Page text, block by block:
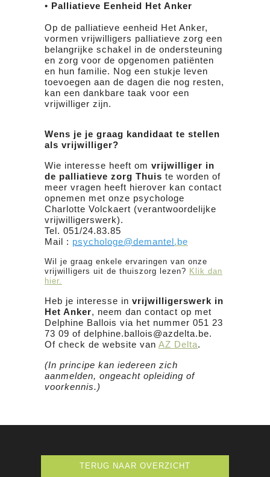
• Palliatieve Eenheid Het Anker
Op de palliatieve eenheid Het Anker,
vormen vrijwilligers palliatieve zorg een
belangrijke schakel in de ondersteuning
en zorg voor de opgenomen patiënten
en hun familie. Nog een stukje leven
toevoegen aan de dagen die nog resten,
kan een dankbare taak voor een
vrijwilliger zijn.
Wens je je graag kandidaat te stellen
als vrijwilliger?
Wie interesse heeft om vrijwilliger in
de palliatieve zorg Thuis te worden of
meer vragen heeft hierover kan contact
opnemen met onze psychologe
Charlotte Volckaert (verantwoordelijke
vrijwilligerswerk).
Tel. 051/24.83.85
Mail : psychologe@demantel .be
Wil je graag enkele ervaringen van onze
vrijwilligers uit de thuiszorg lezen? Klik dan
hier.
Heb je interesse in vrijwilligerswerk in
Het Anker, neem dan contact op met
Delphine Ballois via het nummer 051 23
73 09 of delphine.ballois@azdelta.be.
Of check de website van AZ Delta.
(In principe kan iedereen zich
aanmelden, ongeacht opleiding of
voorkennis.)
TERUG NAAR OVERZICHT